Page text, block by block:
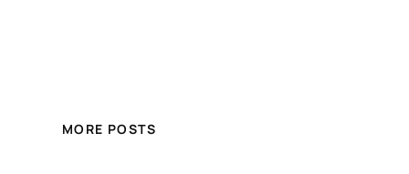
MORE POSTS